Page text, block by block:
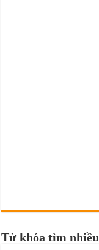
Từ khóa tìm nhiều